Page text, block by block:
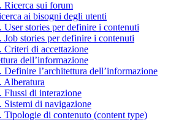
Ricerca sui forum
ai bisogni degli utenti
User stories per definire i contenuti
Job stories per definire i contenuti
Criteri di accettazione
dell’informazione
Definire l’architettura dell’informazione
Alberatura
Flussi di interazione
Sistemi di navigazione
Tipologie di contenuto (content type)